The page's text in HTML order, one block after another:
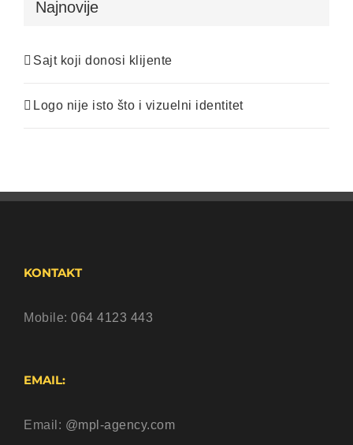
Najnovije
Sajt koji donosi klijente
Logo nije isto što i vizuelni identitet
KONTAKT
Mobile: 064 4123 443
EMAIL:
Email: @mpl-agency.com